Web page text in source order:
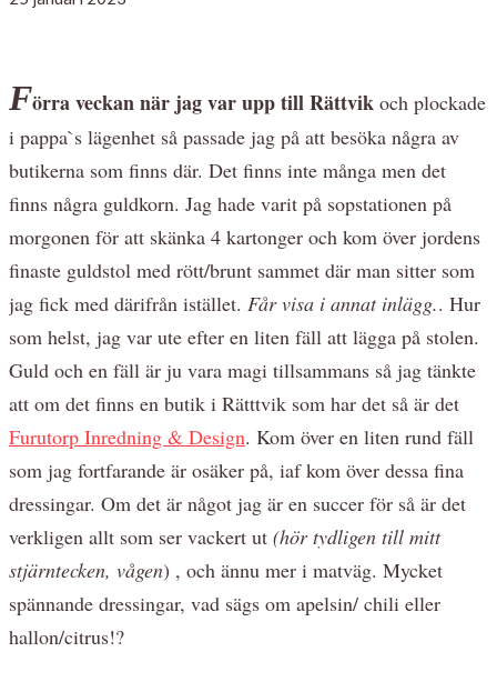
Förra veckan när jag var upp till Rättvik och plockade
i pappa`s lägenhet så passade jag på att besöka några av
butikerna som finns där. Det finns inte många men det
finns några guldkorn. Jag hade varit på sopstationen på
morgonen för att skänka 4 kartonger och kom över jordens
finaste guldstol med rött/brunt sammet där man sitter som
jag fick med därifrån istället. Får visa i annat inlägg.. Hur
som helst, jag var ute efter en liten fäll att lägga på stolen.
Guld och en fäll är ju vara magi tillsammans så jag tänkte
att om det finns en butik i Rätttvik som har det så är det
Furutorp Inredning & Design. Kom över en liten rund fäll
som jag fortfarande är osäker på, iaf kom över dessa fina
dressingar. Om det är något jag är en succer för så är det
verkligen allt som ser vackert ut (hör tydligen till mitt
stjärntecken, vågen) , och ännu mer i matväg. Mycket
spännande dressingar, vad sägs om apelsin/ chili eller
hallon/citrus!?